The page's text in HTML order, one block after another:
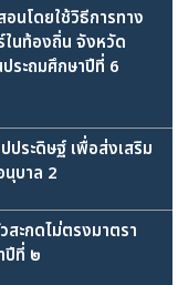
นโดยใช้วิธีการทาง
ในท้องถิ่น จังหวัด
ระถมศึกษาปีที่ 6
ระดิษฐ์ เพื่อส่งเสริม
นุบาล 2
สะกดไม่ตรงมาตรา
ปีที่ ๒